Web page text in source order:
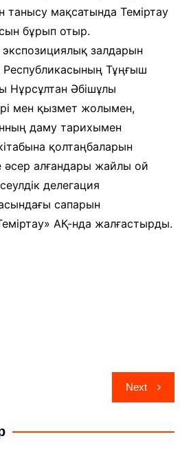
танысу мақсатында Теміртау
бұрып отыр.
залдарын
Республикасының Тұңғыш
Нұрсұлтан Әбішұлы
мен қызмет жолымен,
даму тарихымен
қолтаңбаларын
алғандары жайлы ой
делегация
сапарын
АҚ-нда жалғастырды.
Next